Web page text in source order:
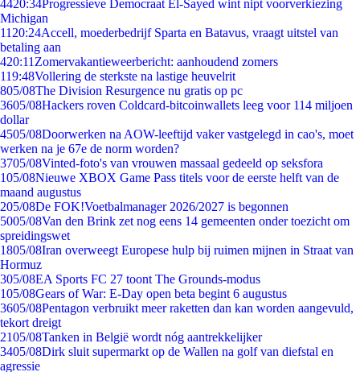
4420:34Progressieve Democraat El-Sayed wint nipt voorverkiezing
Michigan
11 20:24Accell, moederbedrijf Sparta en Batavus, vraagt uitstel van
betaling aan
420:11 Zomervakantieweerbericht: aanhoudend zomers
119:48Vollering de sterkste na lastige heuvelrit
805/08The Division Resurgence nu gratis op pc
3605/08Hackers roven Coldcard-bitcoinwallets leeg voor 114 miljoen
dollar
4505/08Doorwerken na AOW-leeftijd vaker vastgelegd in cao's, moet
werken na je 67e de norm worden?
3705/08Vinted-foto's van vrouwen massaal gedeeld op seksfora
105/08Nieuwe XBOX Game Pass titels voor de eerste helft van de
maand augustus
205/08De FOK!Voetbalmanager 2026/2027 is begonnen
5005/08Van den Brink zet nog eens 14 gemeenten onder toezicht om
spreidingswet
1805/08Iran overweegt Europese hulp bij ruimen mijnen in Straat van
Hormuz
305/08EA Sports FC 27 toont The Grounds-modus
105/08Gears of War: E-Day open beta begint 6 augustus
3605/08Pentagon verbruikt meer raketten dan kan worden aangevuld,
tekort dreigt
2105/08Tanken in België wordt nóg aantrekkelijker
3405/08Dirk sluit supermarkt op de Wallen na golf van diefstal en
agressie